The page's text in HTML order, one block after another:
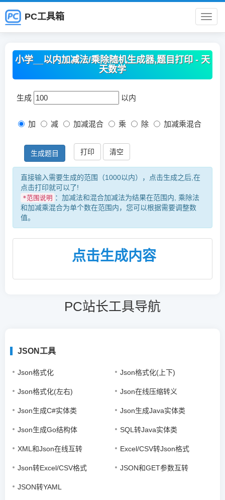
PC
工
PC工具箱
小学__以内加减法/乘除随机生成器,题目打印 - 天
天数学
生成 以内
加 减 加减混合 乘 除 加减乘混合
生成题目 打印 清空
直接输入需要生成的范围（1000以内），点击生成之后,在
点击打印就可以了!
*范围说明 ：加减法和混合加减法为结果在范围内, 乘除法
和加减乘混合为单个数在范围内，您可以根据需要调整数
值。
点击生成内容
PC站长工具导航
JSON工具
Json格式化 Json格式化(上下)
Json格式化(左右) Json在线压缩转义
Json生成C#实体类 Json生成Java实体类
Json生成Go结构体 SQL转Java实体类
XML和Json在线互转 Excel/CSV转Json格式
Json转Excel/CSV格式 JSON和GET参数互转
JSON转YAML